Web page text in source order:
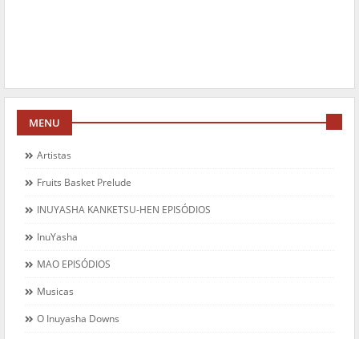
MENU
Artistas
Fruits Basket Prelude
INUYASHA KANKETSU-HEN EPISÓDIOS
InuYasha
MAO EPISÓDIOS
Musicas
O Inuyasha Downs